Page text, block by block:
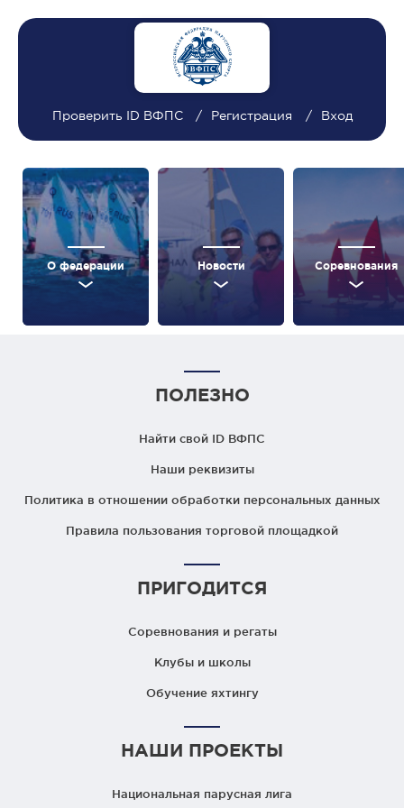
Проверить ID ВФПС Регистрация Вход
О федерации Новости Соревнования
ПОЛЕЗНО
Найти свой ID ВФПС
Наши реквизиты
Политика в отношении обработки персональных данных
Правила пользования торговой площадкой
ПРИГОДИТСЯ
Соревнования и регаты
Клубы и школы
Обучение яхтингу
НАШИ ПРОЕКТЫ
Национальная парусная лига